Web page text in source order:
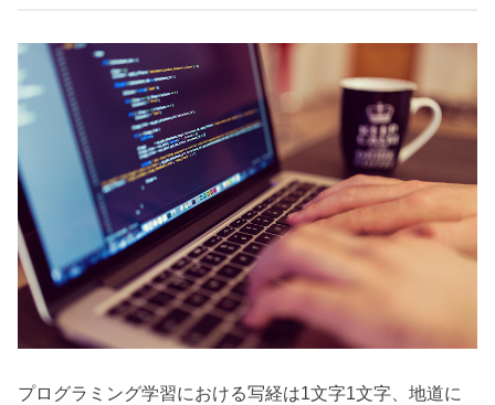
プログラミング学習における写経は1文字1文字、地道に